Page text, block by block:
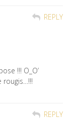
REPLY
!!! O_O’
rougis…!!!
REPLY